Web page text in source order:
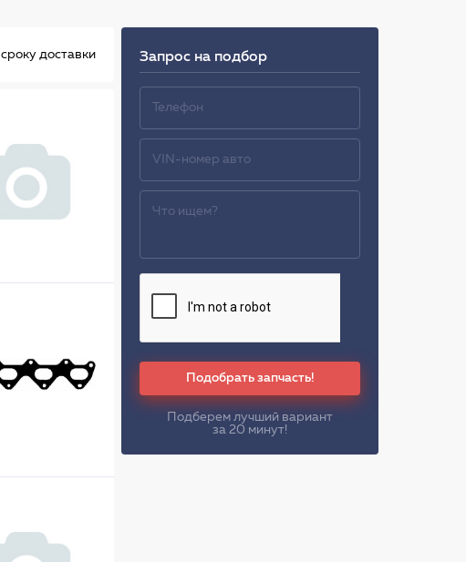
сроку доставки Запрос на подбор
Подобрать запчасть!
Подберем лучший вариант
за 20 минут!